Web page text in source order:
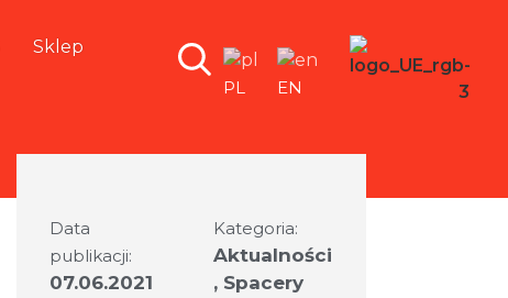
Sklep
PL
EN
Data
publikacji:
07.06.2021
Kategoria:
Aktualności
, Spacery